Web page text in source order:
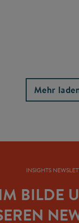
Mehr
INSIGHTS
BILDE